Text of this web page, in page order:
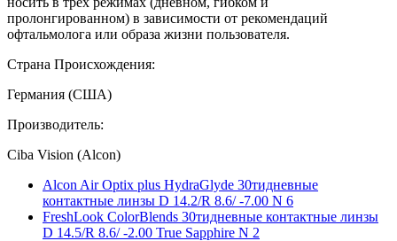
пролонгированном) в зависимости от рекомендаций
офтальмолога или образа жизни пользователя.
Страна Происхождения:
Германия (США)
Производитель:
Ciba Vision (Alcon)
Alcon Air Optix plus HydraGlyde 30тидневные
контактные линзы D 14.2/R 8.6/ -7.00 N 6
FreshLook ColorBlends 30тидневные контактные линзы
D 14.5/R 8.6/ -2.00 True Sapphire N 2